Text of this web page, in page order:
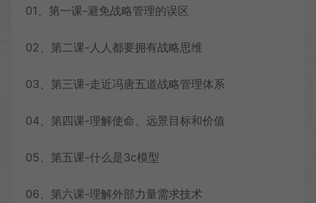
01、第一课-避免战略管理的误区
02、第二课-人人都要拥有战略思维
03、第三课-走近冯唐五道战略管理体系
04、第四课-理解使命、远景目标和价值
05、第五课-什么是3c模型
06、第六课-理解外部力量需求技术